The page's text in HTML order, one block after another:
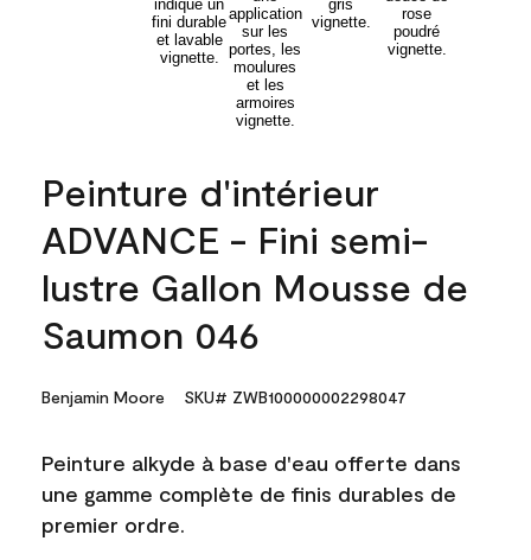
Peinture d'intérieur
ADVANCE - Fini semi-
lustre Gallon Mousse de
Saumon 046
Benjamin Moore SKU# ZWB100000002298047
Peinture alkyde à base d'eau offerte dans
une gamme complète de finis durables de
premier ordre.